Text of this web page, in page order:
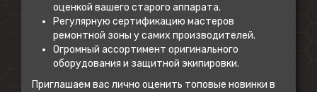
оценкой вашего старого аппарата.
Регулярную сертификацию мастеров
ремонтной зоны у самих производителей.
Огромный ассортимент оригинального
оборудования и защитной экипировки.
Приглашаем вас лично оценить топовые новинки в